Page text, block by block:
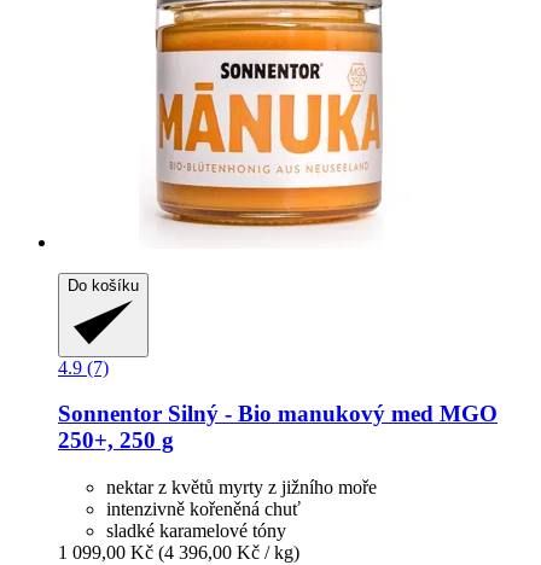
Do košíku
4.9 (7)
Sonnentor Silný -​ Bio manukový med MGO
250+, 250 g
nektar z květů myrty z jižního moře
intenzivně kořeněná chuť
sladké karamelové tóny
1 099,00 Kč (4 396,00 Kč / kg)